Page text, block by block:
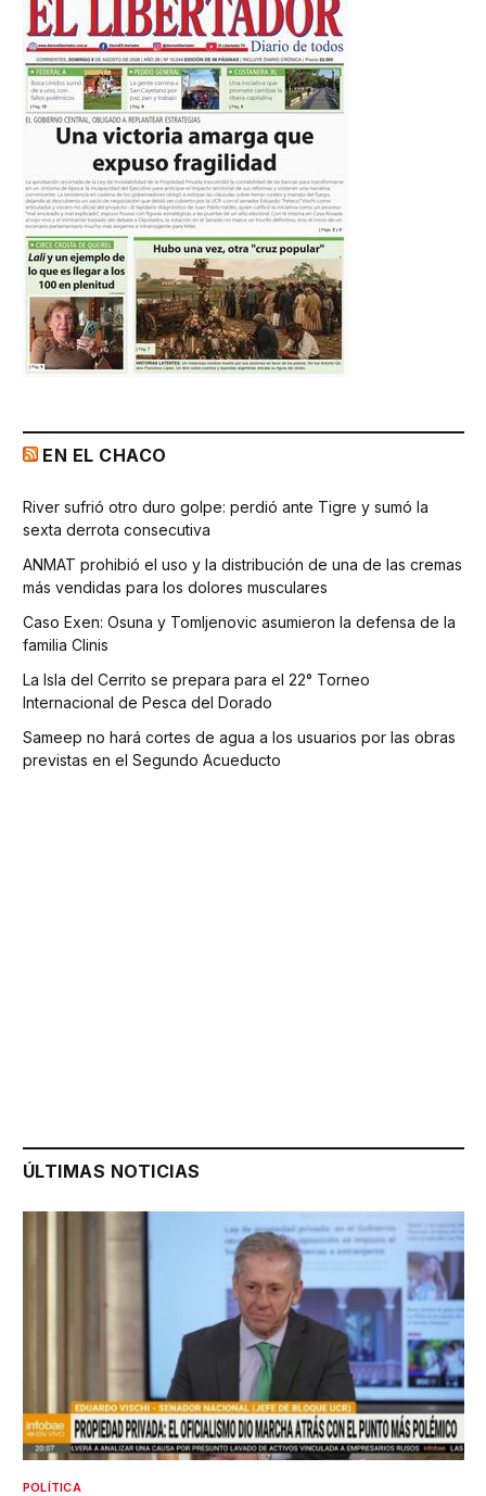
EN EL CHACO
River sufrió otro duro golpe: perdió ante Tigre y sumó la
sexta derrota consecutiva
ANMAT prohibió el uso y la distribución de una de las cremas
más vendidas para los dolores musculares
Caso Exen: Osuna y Tomljenovic asumieron la defensa de la
familia Clinis
La Isla del Cerrito se prepara para el 22° Torneo
Internacional de Pesca del Dorado
Sameep no hará cortes de agua a los usuarios por las obras
previstas en el Segundo Acueducto
ÚLTIMAS NOTICIAS
POLÍTICA